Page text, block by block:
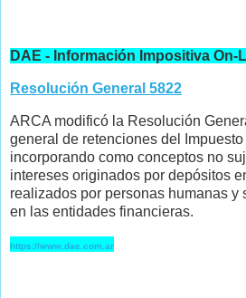
DAE - Información Impositiva On-
Resolución General 5822
ARCA modificó la Resolución
general de retenciones del
incorporando como conceptos no
intereses originados por depósitos
realizados por personas humanas y
en las entidades financieras.
https://www.dae.com.ar